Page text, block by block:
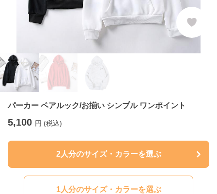
パーカー ペアルック/お揃い シンプル ワンポイント
5,100 円 (税込)
2人分のサイズ・カラーを選ぶ
1人分のサイズ・カラーを選ぶ